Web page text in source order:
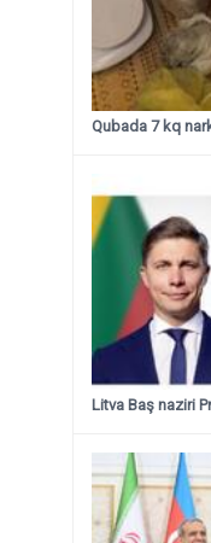
Qubada 7 kq
Litva Baş naziri